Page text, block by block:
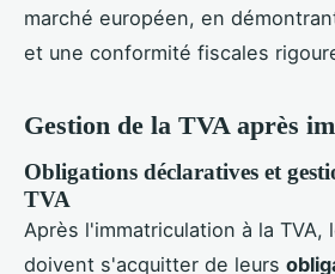
marché européen, en
et une conformité fiscales
Gestion de la TVA après
Obligations déclaratives et
TVA
Après l'immatriculation à la TVA,
doivent s'acquitter de leurs